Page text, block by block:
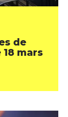
de
mars